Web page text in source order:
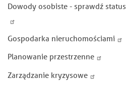
Dowody osobiste - sprawdź status
Gospodarka nieruchomościami
Planowanie przestrzenne
Zarządzanie kryzysowe